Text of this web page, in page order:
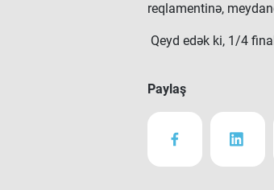
reqlamentinə,
Qeyd edək ki, 1/4
Paylaş